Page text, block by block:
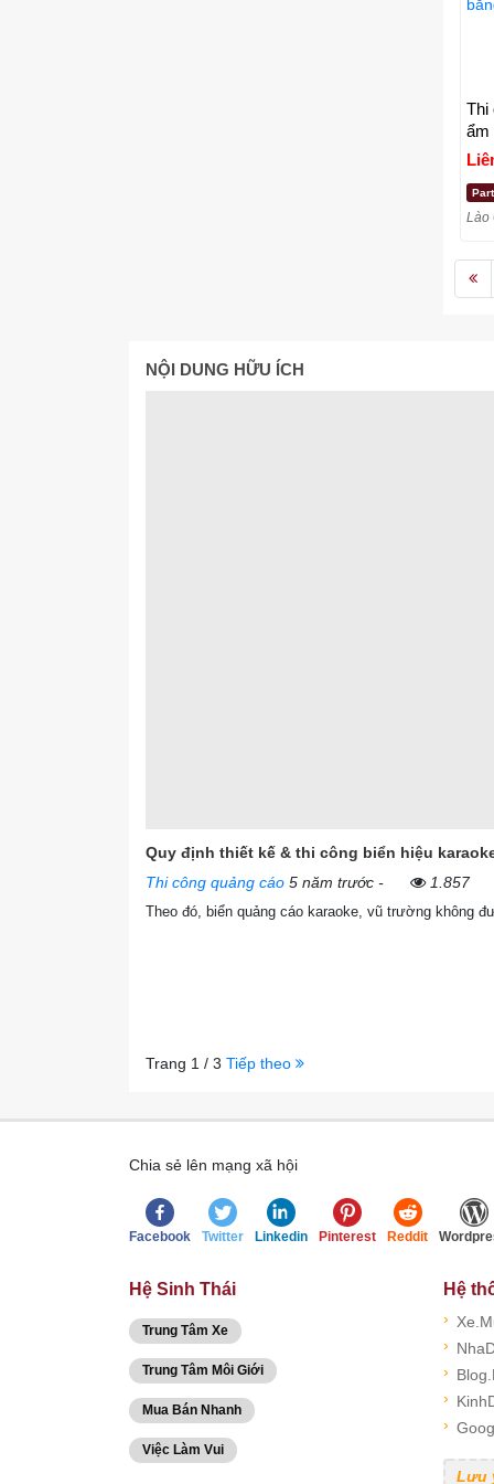
Thi
ẩm
tre
Lào
NỘI DUNG HỮU ÍCH
Quy định thiết kế & thi công biển hiệu
Thi công quảng cáo 5 năm trước - 1.857
Theo đó, biển quảng cáo karaoke, vũ trường không
Trang 1 / 3 Tiếp theo
Chia sẻ lên mạng xã hội
Facebook Twitter Linkedin Pinterest Reddit
Hệ Sinh Thái
Trung Tâm Xe
Trung Tâm Môi Giới
Mua Bán Nhanh
Việc Làm Vui
Hệ
›
›
›
›
›
Lưu